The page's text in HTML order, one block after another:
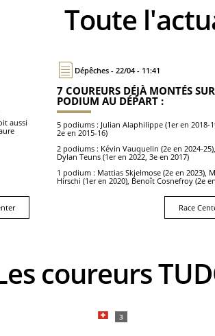
Toute
aussi
Dépêches - 22/04 - 11:41
7 COUREURS DÉJÀ MONTÉS
PODIUM AU DÉPART :
5 podiums : Julian Alaphilippe (1er en 2018-
2e en 2015-16)
2 podiums : Kévin Vauquelin (2e en 2024-25),
Dylan Teuns (1er en 2022, 3e en 2017)
1 podium : Mattias Skjelmose (2e en 2023),
Hirschi (1er en 2020), Benoît Cosnefroy (2e
Race
Les coureurs
3